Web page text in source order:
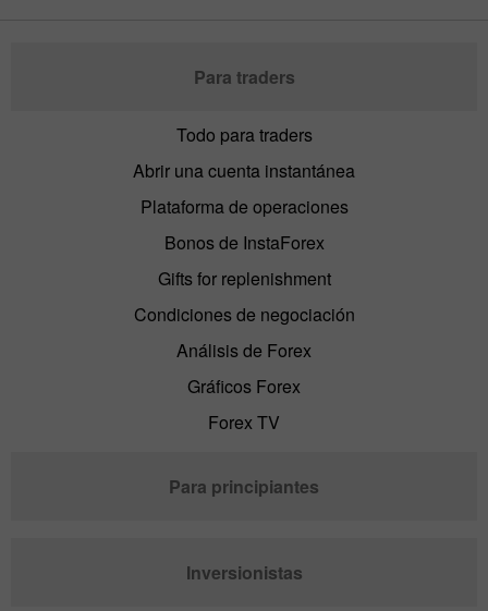
Para traders
Todo para traders
Abrir una cuenta instantánea
Plataforma de operaciones
Bonos de InstaForex
Gifts for replenishment
Condiciones de negociación
Análisis de Forex
Gráficos Forex
Forex TV
Para principiantes
Inversionistas